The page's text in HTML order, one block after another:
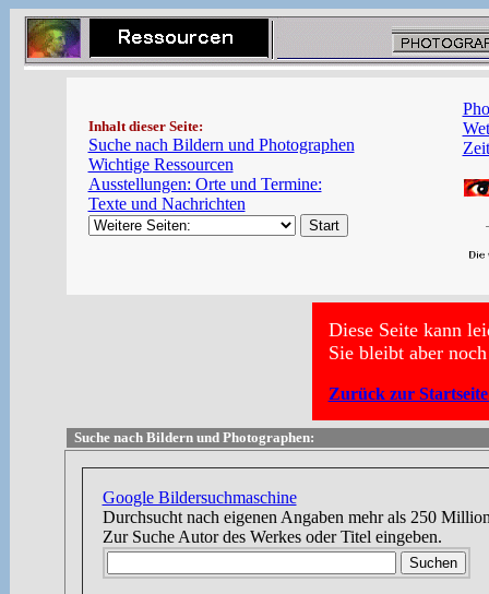
Inhalt dieser Seite:
Suche nach Bildern und Photographen
Wichtige Ressourcen
Ausstellungen: Orte und Termine:
Texte und Nachrichten
Diese Seite kann
Sie bleibt aber
Zurück zur
Suche nach Bildern und Photographen:
Google Bildersuchmaschine
Durchsucht nach eigenen Angaben mehr als 250
Zur Suche Autor des Werkes oder Titel eingeben.